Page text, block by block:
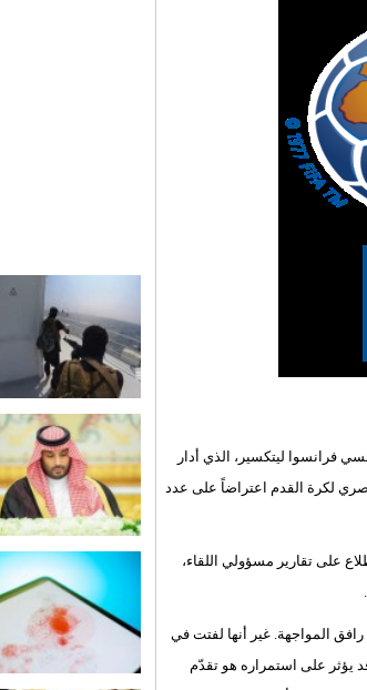
فرانسوا ليتكسير، الذي أدار
لكرة القدم اعتراضاً على عدد
على تقارير مسؤولي اللقاء،
المواجهة. غير أنها لفتت في
يؤثر على استمراره هو تقدّم